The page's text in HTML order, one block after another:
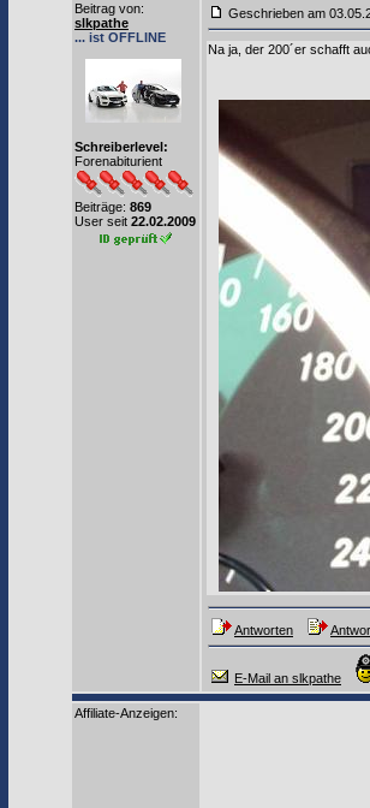
Beitrag von:
slkpathe
... ist OFFLINE
Schreiberlevel:
Forenabiturient
Beiträge: 869
User seit 22.02.2009
Geschrieben am
Na ja, der 200´er schafft
Antworten
E-Mail an slkpathe
Affiliate-Anzeigen: